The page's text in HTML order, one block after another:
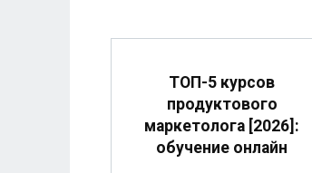
ТОП-5 курсов
продуктового
маркетолога [2026]:
обучение онлайн